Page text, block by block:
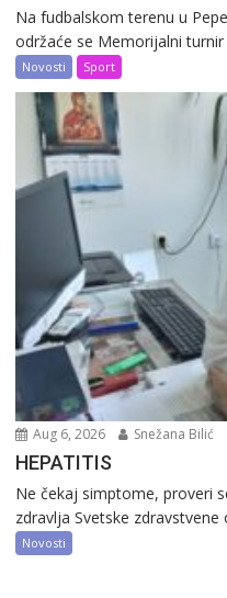
Na fudbalskom terenu u
održaće se Memorijalni turnir
Novosti Sport
Aug 6, 2026 Snežana Bilić
HEPATITIS
Ne čekaj simptome, proveri
zdravlja Svetske zdravstvene
Novosti